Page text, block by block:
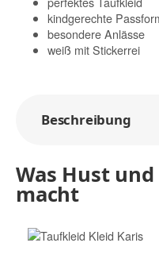
kindgerechte
besondere Anlässe
weiß mit Stickerrei
Beschreibung
Was Hust
macht